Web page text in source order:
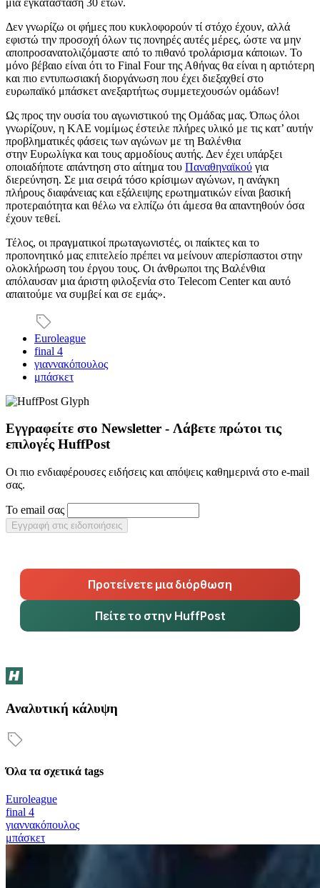
Δεν γνωρίζω οι φήμες που κυκλοφορούν τί στόχο έχουν, αλλά
εφιστώ την προσοχή όλων τις πονηρές αυτές μέρες, ώστε να μην
αποπροσανατολιζόμαστε από το πιθανό τρολάρισμα κάποιων. Το
μόνο βέβαιο είναι ότι το Final Four της Αθήνας θα είναι η αρτιότερη
και πιο εντυπωσιακή διοργάνωση που έχει διεξαχθεί στο
ευρωπαϊκό μπάσκετ ανεξαρτήτως συμμετεχουσών ομάδων!
Ως προς την ουσία του αγωνιστικού της Ομάδας μας. Όπως όλοι
γνωρίζουν, η ΚΑΕ νομίμως έστειλε πλήρες υλικό με τις κατ’ αυτήν
προβληματικές φάσεις των αγώνων με τη Βαλένθια
στην Ευρωλίγκα και τους αρμοδίους αυτής. Δεν έχει υπάρξει
οποιαδήποτε απάντηση στο αίτημα του Παναθηναϊκού για
διερεύνηση. Σε μια σειρά τόσο κρίσιμων αγώνων, η ανάγκη
πλήρους διαφάνειας και εξάλειψης ερωτηματικών είναι βασική
προτεραιότητα και θέλω να ελπίζω ότι άμεσα θα απαντηθούν όσα
έχουν τεθεί.
Τέλος, οι πραγματικοί πρωταγωνιστές, οι παίκτες και το
προπονητικό μας επιτελείο πρέπει να μείνουν απερίσπαστοι στην
ολοκλήρωση του έργου τους. Οι άνθρωποι της Βαλένθια
απόλαυσαν μια άριστη φιλοξενία στο Telecom Center και αυτό
απαιτούμε να συμβεί και σε εμάς».
Euroleague
final 4
γιαννακόπουλος
μπάσκετ
Εγγραφείτε στο Newsletter - Λάβετε πρώτοι τις
επιλογές HuffPost
Οι πιο ενδιαφέρουσες ειδήσεις και απόψεις καθημερινά στο e-mail
σας.
Το email σας
Εγγραφή στις ειδοποιήσεις
Προτείνετε μια διόρθωση
Πείτε το στην HuffPost
Αναλυτική κάλυψη
Όλα τα σχετικά tags
Euroleague
final 4
γιαννακόπουλος
μπάσκετ